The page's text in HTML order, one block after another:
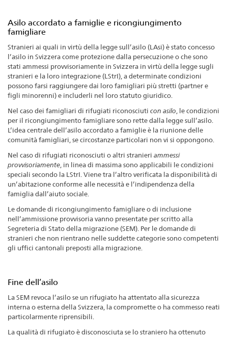
Asilo accordato a famiglie e ricongiungimento
famigliare
Stranieri ai quali in virtù della legge sull’asilo (LAsi) è stato concesso
l’asilo in Svizzera come protezione dalla persecuzione o che sono
stati ammessi provvisoriamente in Svizzera in virtù della legge sugli
stranieri e la loro integrazione (LStrI), a determinate condizioni
possono farsi raggiungere dai loro famigliari più stretti (partner e
figli minorenni) e includerli nel loro statuto giuridico.
Nel caso dei famigliari di rifugiati riconosciuti con asilo , le condizioni
per il ricongiungimento famigliare sono rette dalla legge sull’asilo.
L’idea centrale dell’asilo accordato a famiglie è la riunione delle
comunità famigliari, se circostanze particolari non vi si oppongono.
Nel caso di rifugiati riconosciuti o altri stranieri ammessi
provvisoriamente , in linea di massima sono applicabili le condizioni
speciali secondo la LStrI. Viene tra l’altro verificata la disponibilità di
un’abitazione conforme alle necessità e l’indipendenza della
famiglia dall’aiuto sociale.
Le domande di ricongiungimento famigliare o di inclusione
nell’ammissione provvisoria vanno presentate per scritto alla
Segreteria di Stato della migrazione (SEM). Per le domande di
stranieri che non rientrano nelle suddette categorie sono competenti
gli uffici cantonali preposti alla migrazione.
Fine dell’asilo
La SEM revoca l’asilo se un rifugiato ha attentato alla sicurezza
interna o esterna della Svizzera, la compromette o ha commesso reati
particolarmente riprensibili.
La qualità di rifugiato è disconosciuta se lo straniero ha ottenuto